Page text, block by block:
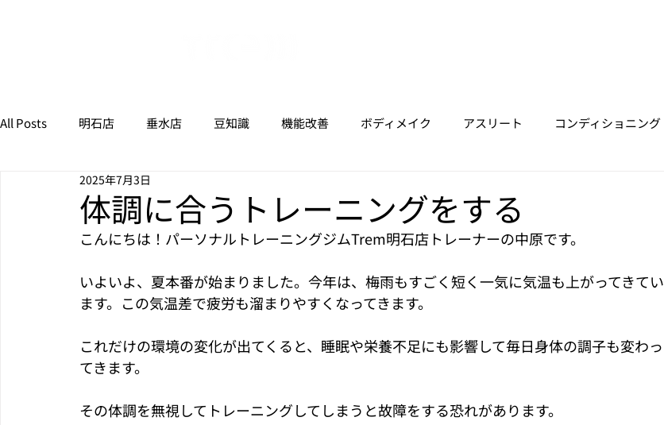
All Posts 明石店 垂水店 豆知識 機能改善 ボディメイク アスリート コンディショニング
体調に合うトレーニングをする
2025年7月3日
こんにちは！パーソナルトレーニングジムTrem明石店トレーナーの中原です。
いよいよ、夏本番が始まりました。今年は、梅雨もすごく短く一気に気温も上がってきてい
ます。この気温差で疲労も溜まりやすくなってきます。
これだけの環境の変化が出てくると、睡眠や栄養不足にも影響して毎日身体の調子も変わっ
てきます。
その体調を無視してトレーニングしてしまうと故障をする恐れがあります。